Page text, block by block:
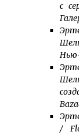
с
Нью-
/